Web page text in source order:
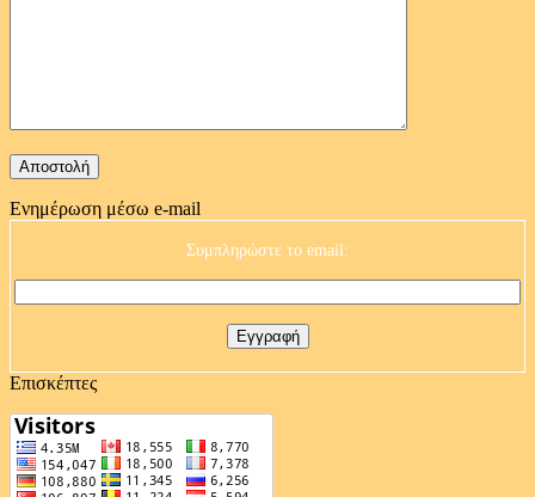
Ενημέρωση μέσω e-mail
Συμπληρώστε το email:
Επισκέπτες